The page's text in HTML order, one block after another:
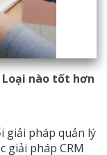
Loại nào tốt hơn
giải pháp quản lý
giải pháp CRM